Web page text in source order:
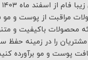
مراقبت از پوست و مو
محصولات باکیفیت و
را در زمینه حفظ
پوست و مو برآورده